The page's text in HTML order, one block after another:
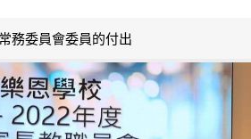
務委員會委員的付出